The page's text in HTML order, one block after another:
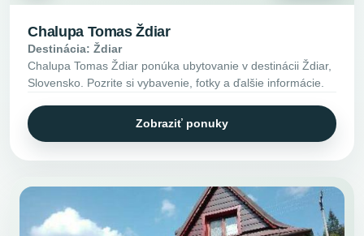
Chalupa Tomas Ždiar
Destinácia: Ždiar
Chalupa Tomas Ždiar ponúka ubytovanie v destinácii Ždiar,
Slovensko. Pozrite si vybavenie, fotky a ďalšie informácie.
Zobraziť ponuky